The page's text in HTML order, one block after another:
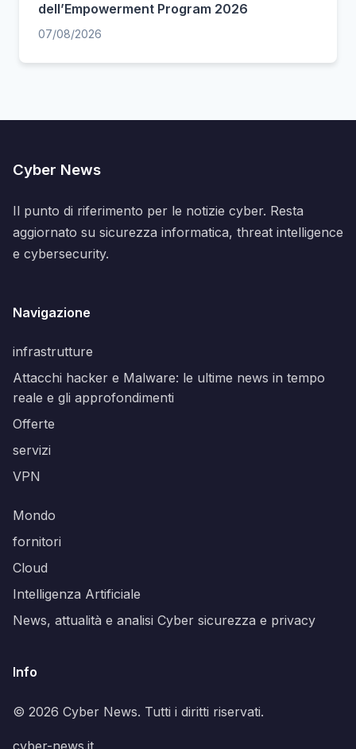
dell’Empowerment Program 2026
07/08/2026
Cyber News
Il punto di riferimento per le notizie cyber. Resta
aggiornato su sicurezza informatica, threat intelligence
e cybersecurity.
Navigazione
infrastrutture
Attacchi hacker e Malware: le ultime news in tempo
reale e gli approfondimenti
Offerte
servizi
VPN
Mondo
fornitori
Cloud
Intelligenza Artificiale
News, attualità e analisi Cyber sicurezza e privacy
Info
© 2026 Cyber News. Tutti i diritti riservati.
cyber-news.it